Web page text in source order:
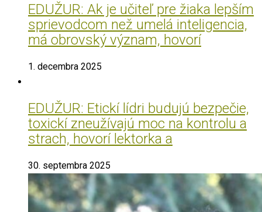
EDUŽUR: Ak je učiteľ pre žiaka lepším
sprievodcom než umelá inteligencia,
má obrovský význam, hovorí
1. decembra 2025
EDUŽUR: Etickí lídri budujú bezpečie,
toxickí zneužívajú moc na kontrolu a
strach, hovorí lektorka a
30. septembra 2025